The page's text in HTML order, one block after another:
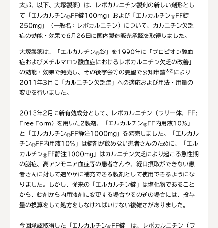
太郎、以下、大塚製薬）は、レボカルニチン製剤の新しい剤形とし
て「エルカルチン®FF錠100mg」および「エルカルチン®FF錠
250mg」（一般名：レボカルニチン）について、カルニチン欠乏
症の効能・効果で6月26日に国内製造販売承認を取得しました。
大塚製薬は、「エルカルチン®錠」を1990年に「プロピオン酸血
症およびメチルマロン酸血症におけるレボカルニチン欠乏の改善」
の効能・効果で発売し、その後学会等の要望で公知申請※2 により
2011年3月に「カルニチン欠乏症」への適応および用法・用量の
変更を行いました。
2013年2月に新有効成分として、レボカルニチン（フリー体、FF:
Free Form）を用いた2製剤、「エルカルチン®FF内用液10%」
と「エルカルチン®FF静注1000mg」を発売しました。「エルカル
チン®FF内用液10%」は錠剤が飲めない患者さんのために、「エル
カルチン®FF静注1000mg」はカルニチン欠乏により起こる急性期
の脳症、高アンモニア血症等の患者さんや、経口摂取ができない患
者さんに対して速やかに補充できる製剤として使用できるようにな
りました。しかし、従来の「エルカルチン錠」は塩化物であること
から、錠剤から内用液剤に変更する場合やその逆の場合には、投与
量の換算をして処方をしなければいけない複雑さがありました。
今回承認取得した「エルカルチン®FF錠」は、レボカルニチン（フ